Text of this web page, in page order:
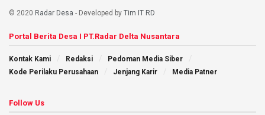
© 2020 Radar Desa - Developed by Tim IT RD
Portal Berita Desa I PT.Radar Delta Nusantara
Kontak Kami Redaksi
Pedoman Media Siber
Kode Perilaku Perusahaan
Jenjang Karir Media Patner
Follow Us